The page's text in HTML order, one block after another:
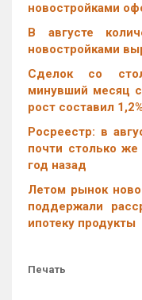
новостройками
В августе
новостройками
Cделок со
минувший месяц
рост составил 1,2%
Росреестр: в
почти столько
год назад
Летом рынок
поддержали
ипотеку продукты
Печать